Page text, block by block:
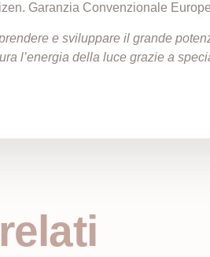
Garanzia Convenzionale
e sviluppare il grande
l’energia della luce grazie a